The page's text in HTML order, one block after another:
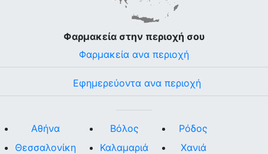
Φαρμακεία στην περιοχή σου
Φαρμακεία ανα περιοχή
Εφημερεύοντα ανα περιοχή
Αθήνα
Θεσσαλονίκη
Βόλος
Καλαμαριά
Ρόδος
Χανιά